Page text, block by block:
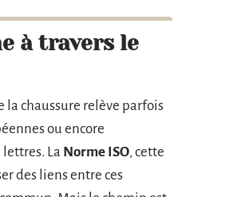
à travers le
la chaussure relève parfois
ou encore
La Norme ISO, cette
des liens entre ces